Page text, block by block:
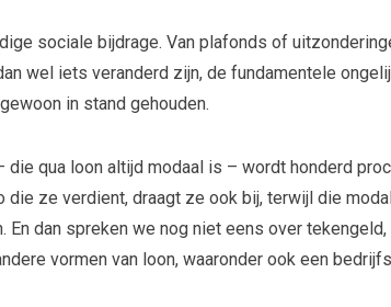
sociale bijdrage. Van plafonds of
wel iets veranderd zijn, de fundamentele
in stand gehouden.
die qua loon altijd modaal is – wordt honderd
ze verdient, draagt ze ook bij, terwijl die
dan spreken we nog niet eens over tekengeld,
vormen van loon, waaronder ook een